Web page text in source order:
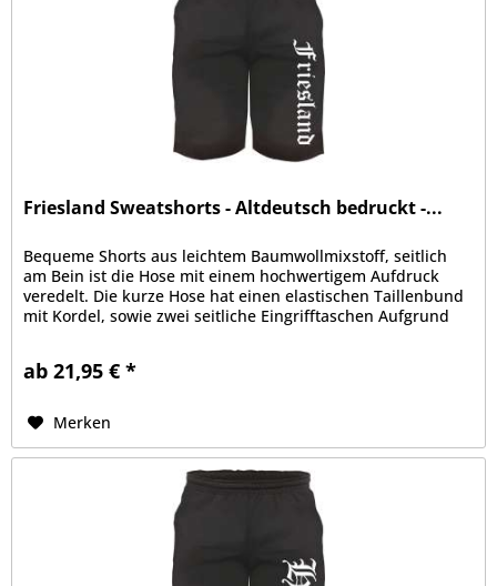
Friesland Sweatshorts - Altdeutsch bedruckt -...
Bequeme Shorts aus leichtem Baumwollmixstoff, seitlich
am Bein ist die Hose mit einem hochwertigem Aufdruck
veredelt. Die kurze Hose hat einen elastischen Taillenbund
mit Kordel, sowie zwei seitliche Eingrifftaschen Aufgrund
ab 21,95 € *
Merken